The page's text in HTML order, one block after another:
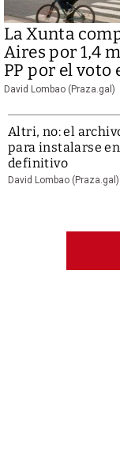
La Xunta
Aires por 1,4
PP por el voto
David Lombao (Praza.gal)
Altri, no: el
para instalarse en
definitivo
David Lombao (Praza.gal)